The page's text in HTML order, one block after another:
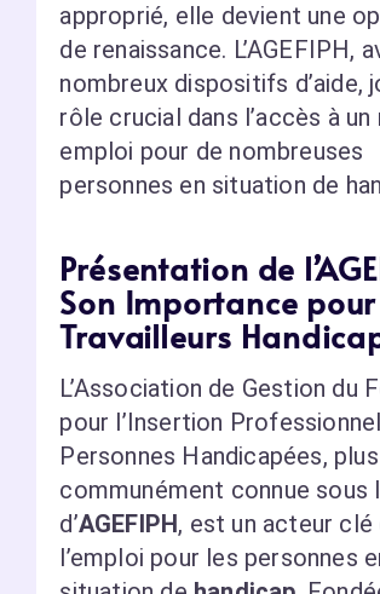
approprié, elle devient une
de renaissance. L’AGEFIPH,
nombreux dispositifs d’aide,
rôle crucial dans l’accès à un
emploi pour de nombreuses
personnes en situation de
Présentation de
Son Importance
Travailleurs
L’Association de Gestion du
pour l’Insertion
Personnes Handicapées, plus
communément connue sous
d’AGEFIPH , est un acteur clé
l’emploi pour les personnes